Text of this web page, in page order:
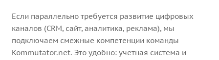
Если параллельно требуется развитие цифровых
каналов (CRM, сайт, аналитика, реклама), мы
подключаем смежные компетенции команды
Kommutator.net. Это удобно: учетная система и